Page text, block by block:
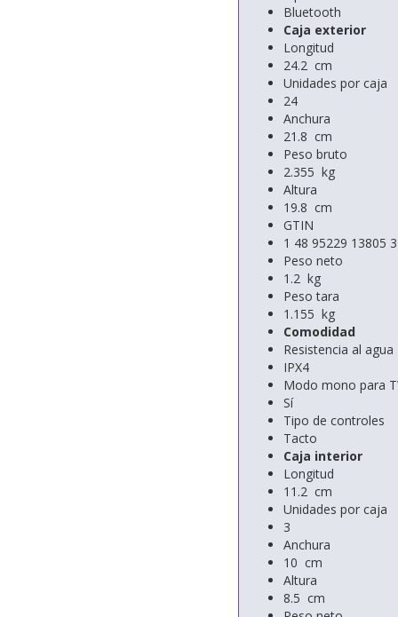
Bluetooth
Caja exterior
Longitud
24.2 cm
Unidades por caja
24
Anchura
21.8 cm
Peso bruto
2.355 kg
Altura
19.8 cm
GTIN
1 48 95229 13805 3
Peso neto
1.2 kg
Peso tara
1.155 kg
Comodidad
Resistencia al agua
IPX4
Modo mono para
Sí
Tipo de controles
Tacto
Caja interior
Longitud
11.2 cm
Unidades por caja
3
Anchura
10 cm
Altura
8.5 cm